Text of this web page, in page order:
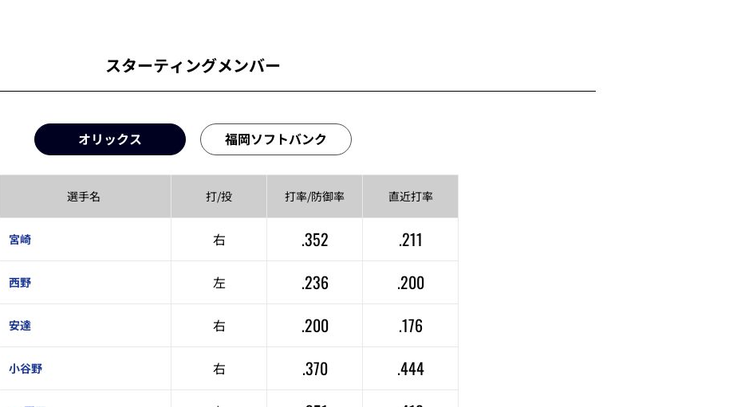
スターティングメンバー
オリックス 福岡ソフトバンク
選手名 打/投 打率/防御率 直近打率
宮崎 右 .352
.211
西野 左 .236
.200
安達 右 .200
.176
小谷野 右 .370
.444